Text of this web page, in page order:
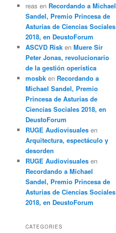
reas en Recordando a Michael
Sandel, Premio Princesa de
Asturias de Ciencias Sociales
2018, en DeustoForum
ASCVD Risk en Muere Sir
Peter Jonas, revolucionario
de la gestión operística
mosbk en Recordando a
Michael Sandel, Premio
Princesa de Asturias de
Ciencias Sociales 2018, en
DeustoForum
RUGE Audiovisuales en
Arquitectura, espectáculo y
desorden
RUGE Audiovisuales en
Recordando a Michael
Sandel, Premio Princesa de
Asturias de Ciencias Sociales
2018, en DeustoForum
CATEGORIES